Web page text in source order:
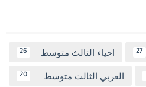
27 احياء الثالث متوسط 26
العربي الثالث متوسط 20